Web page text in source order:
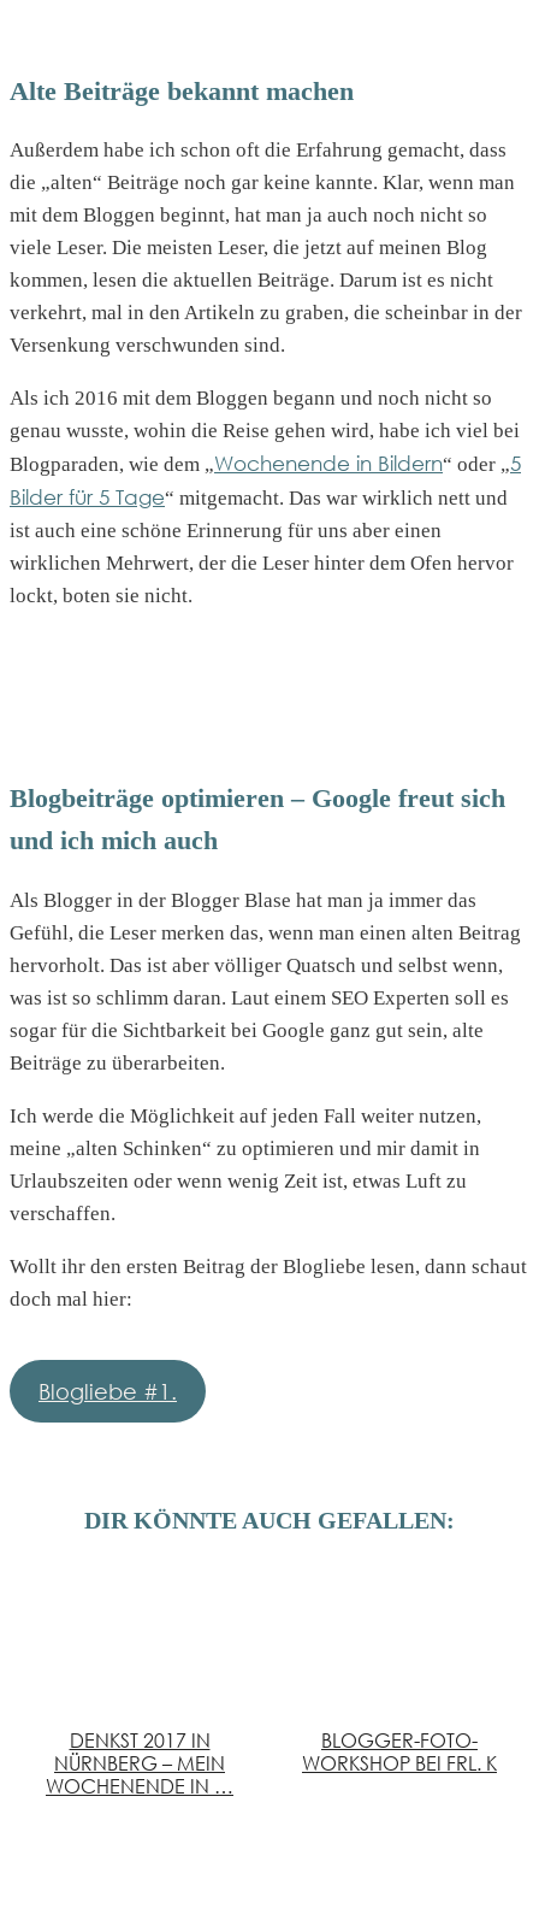
Alte Beiträge bekannt machen
Außerdem habe ich schon oft die Erfahrung gemacht, dass
die „alten“ Beiträge noch gar keine kannte. Klar, wenn man
mit dem Bloggen beginnt, hat man ja auch noch nicht so
viele Leser. Die meisten Leser, die jetzt auf meinen Blog
kommen, lesen die aktuellen Beiträge. Darum ist es nicht
verkehrt, mal in den Artikeln zu graben, die scheinbar in der
Versenkung verschwunden sind.
Als ich 2016 mit dem Bloggen begann und noch nicht so
genau wusste, wohin die Reise gehen wird, habe ich viel bei
Blogparaden, wie dem „Wochenende in Bildern“ oder „5
Bilder für 5 Tage“ mitgemacht. Das war wirklich nett und
ist auch eine schöne Erinnerung für uns aber einen
wirklichen Mehrwert, der die Leser hinter dem Ofen hervor
lockt, boten sie nicht.
Blogbeiträge optimieren – Google freut sich
und ich mich auch
Als Blogger in der Blogger Blase hat man ja immer das
Gefühl, die Leser merken das, wenn man einen alten Beitrag
hervorholt. Das ist aber völliger Quatsch und selbst wenn,
was ist so schlimm daran. Laut einem SEO Experten soll es
sogar für die Sichtbarkeit bei Google ganz gut sein, alte
Beiträge zu überarbeiten.
Ich werde die Möglichkeit auf jeden Fall weiter nutzen,
meine „alten Schinken“ zu optimieren und mir damit in
Urlaubszeiten oder wenn wenig Zeit ist, etwas Luft zu
verschaffen.
Wollt ihr den ersten Beitrag der Blogliebe lesen, dann schaut
doch mal hier:
Blogliebe #1.
DIR KÖNNTE AUCH GEFALLEN:
DENKST 2017 IN
NÜRNBERG – MEIN
WOCHENENDE IN …
BLOGGER-FOTO-
WORKSHOP BEI FRL. K